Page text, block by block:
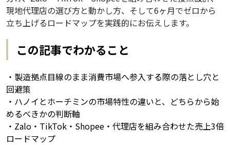
現地代理店の選び方と動かし方、そして6ヶ月でゼロから
立ち上げるロードマップを実践的にお伝えします。
この記事でわかること
・製造拠点目線のまま消費市場へ参入する際の落とし穴と
回避策
・ハノイとホーチミンの市場特性の違いと、どちらから始
めるべきかの判断軸
・Zalo・TikTok・Shopee・代理店を組み合わせた売上3倍
ロードマップ